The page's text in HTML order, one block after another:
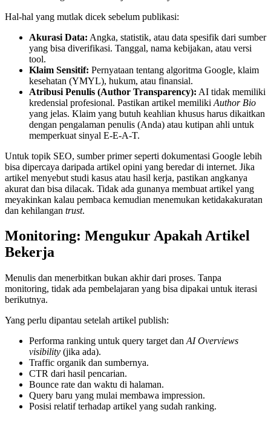
Hal-hal yang mutlak dicek sebelum publikasi:
Akurasi Data: Angka, statistik, atau data spesifik dari sumber
yang bisa diverifikasi. Tanggal, nama kebijakan, atau versi
tool.
Klaim Sensitif: Pernyataan tentang algoritma Google, klaim
kesehatan (YMYL), hukum, atau finansial.
Atribusi Penulis (Author Transparency): AI tidak memiliki
kredensial profesional. Pastikan artikel memiliki Author Bio
yang jelas. Klaim yang butuh keahlian khusus harus dikaitkan
dengan pengalaman penulis (Anda) atau kutipan ahli untuk
memperkuat sinyal E-E-A-T.
Untuk topik SEO, sumber primer seperti dokumentasi Google lebih
bisa dipercaya daripada artikel opini yang beredar di internet. Jika
artikel menyebut studi kasus atau hasil kerja, pastikan angkanya
akurat dan bisa dilacak. Tidak ada gunanya membuat artikel yang
meyakinkan kalau pembaca kemudian menemukan ketidakakuratan
dan kehilangan trust.
Monitoring: Mengukur Apakah Artikel
Bekerja
Menulis dan menerbitkan bukan akhir dari proses. Tanpa
monitoring, tidak ada pembelajaran yang bisa dipakai untuk iterasi
berikutnya.
Yang perlu dipantau setelah artikel publish:
Performa ranking untuk query target dan AI Overviews
visibility (jika ada).
Traffic organik dan sumbernya.
CTR dari hasil pencarian.
Bounce rate dan waktu di halaman.
Query baru yang mulai membawa impression.
Posisi relatif terhadap artikel yang sudah ranking.